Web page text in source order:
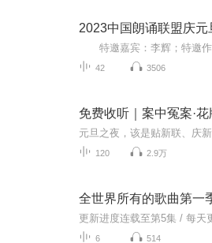
2023中国朗诵联盟庆
42 3506
120 2.9万
全世界所有的歌曲第一
6 514